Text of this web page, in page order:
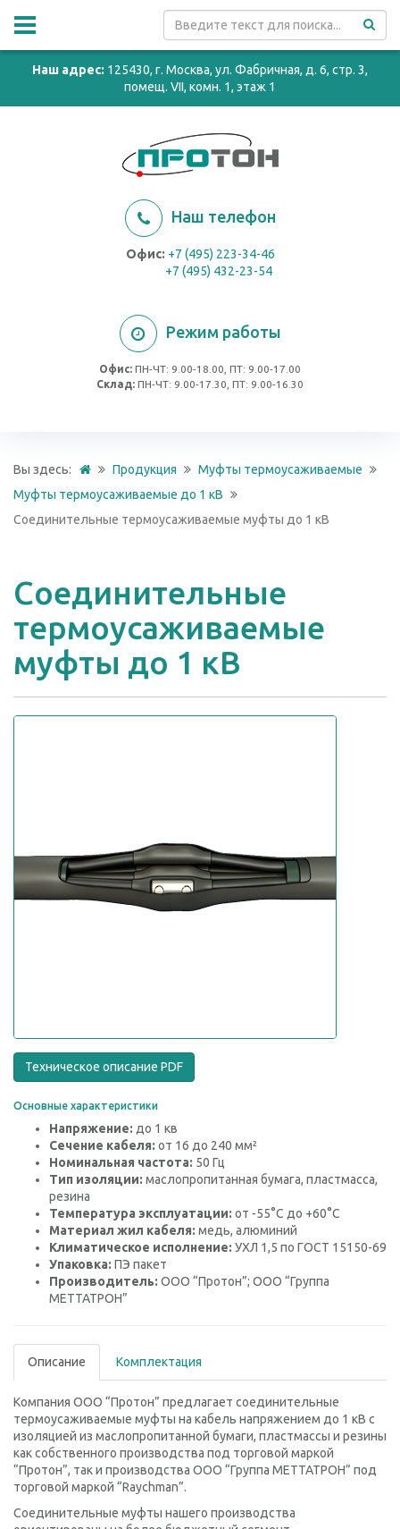
Наш адрес: 125430, г. Москва, ул. Фабричная, д. 6, стр. 3,
помещ. VII, комн. 1, этаж 1
Наш телефон
Офис: +7 (495) 223-34-46
+7 (495) 432-23-54
Режим работы
Офис: ПН-ЧТ: 9.00-18.00, ПТ: 9.00-17.00
Cклад: ПН-ЧТ: 9.00-17.30, ПТ: 9.00-16.30
Вы здесь: Продукция
Муфты термоусаживаемые
Муфты термоусаживаемые до 1 кВ
Соединительные термоусаживаемые муфты до 1 кВ
Соединительные
термоусаживаемые
муфты до 1 кВ
Техническое описание PDF
Основные характеристики
Напряжение: до 1 кв
Сечение кабеля: от 16 до 240 мм²
Номинальная частота: 50 Гц
Тип изоляции: маслопропитанная бумага, пластмасса,
резина
Температура эксплуатации: от -55°C до +60°C
Материал жил кабеля: медь, алюминий
Климатическое исполнение: УХЛ 1,5 по ГОСТ 15150-69
Упаковка: ПЭ пакет
Производитель: ООО “Протон”; ООО “Группа
МЕТТАТРОН”
Описание Комплектация
Компания ООО “Протон” предлагает соединительные
термоусаживаемые муфты на кабель напряжением до 1 кВ с
изоляцией из маслопропитанной бумаги, пластмассы и резины
как собственного производства под торговой маркой
“Протон”, так и производства ООО “Группа МЕТТАТРОН” под
торговой маркой “Raychman”.
Соединительные муфты нашего производства